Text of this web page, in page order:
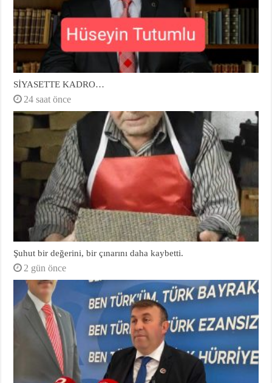
SİYASETTE KADRO…
24 saat önce
Şuhut bir değerini, bir çınarını daha kaybetti.
2 gün önce